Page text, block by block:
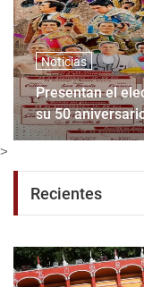
Noticias
Presentan el
su 50
>
Recientes